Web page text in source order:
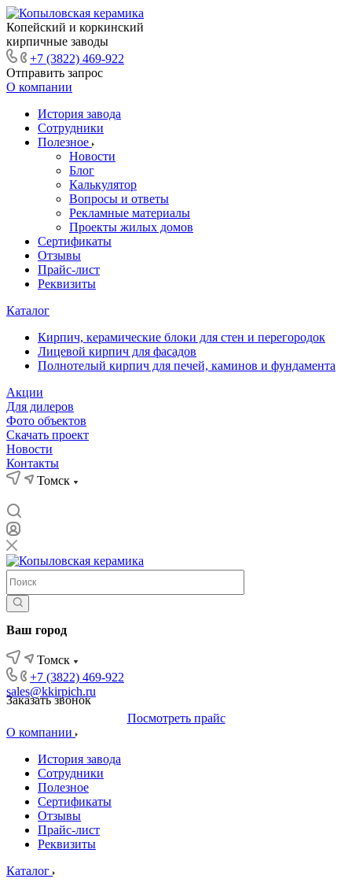
Копейский и коркинский
кирпичные заводы
+7 (3822) 469-922
Отправить запрос
О компании
История завода
Сотрудники
Полезное
Новости
Блог
Калькулятор
Вопросы и ответы
Рекламные материалы
Проекты жилых домов
Сертификаты
Отзывы
Прайс-лист
Реквизиты
Каталог
Кирпич, керамические блоки для стен и перегородок
Лицевой кирпич для фасадов
Полнотелый кирпич для печей, каминов и фундамента
Акции
Для дилеров
Фото объектов
Скачать проект
Новости
Контакты
Томск
Ваш город
Томск
+7 (3822) 469-922
sales@kkirpich.ru
Заказать звонок
Посмотреть прайс
О компании
История завода
Сотрудники
Полезное
Сертификаты
Отзывы
Прайс-лист
Реквизиты
Каталог